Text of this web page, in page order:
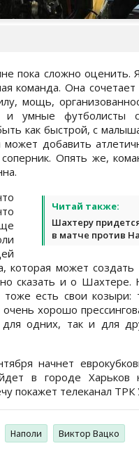
пока сложно оценить.
команда. Она сочетает
мощь,
умные футболисты
как быстрой, с
добавить
Опять же,
Читай также:
Шахтеру
в матче против
которая может
сказать и о
есть свои козыри:
хорошо
одних, так и для
начнет
в городе Харьков
покажет телеканал ТРК
Наполи Виктор Вацко